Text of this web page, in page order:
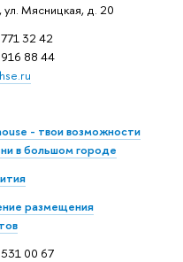
Мясницкая, д. 20
32 42
88 44
- твои возможности
в большом городе
размещения
00 67